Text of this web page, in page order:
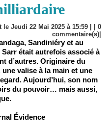
Jeudi 22 Mai 2025 à 15:59 | | 0
commentaire(s)|
Sandiniéry et au
était autrefois associé à
d’autres. Originaire du
valise à la main et une
Aujourd’hui, son nom
du pouvoir… mais aussi,
Évidence